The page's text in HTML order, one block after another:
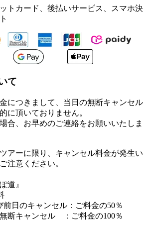
トカード、後払いサービス、スマホ決
て
につきまして、当日の無断キャンセル
に頂いておりません。
合、お早めのご連絡をお願いいたしま
アーに限り、キャンセル料金が発生い
注意ください。
道』
前日のキャンセル：ご料金の50％
無断キャンセル ：ご料金の100％